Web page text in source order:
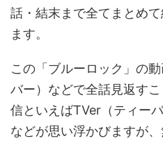
話・結末まで全てまとめ
ます。
この「ブルーロック」の
バー）などで全話見返す
信といえばTVer（ティー
などが思い浮かびますが